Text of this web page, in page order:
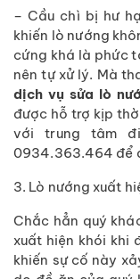
– Cầu chì bị hư
khiến lò nướng
cứng khá là phức
nên tự xử lý. Mà
dịch vụ sửa lò
được hỗ trợ kịp
với trung tâm
0934.363.464 để
3. Lò nướng xuất
Chắc hẳn quý
xuất hiện khói khi
khiến sự cố này